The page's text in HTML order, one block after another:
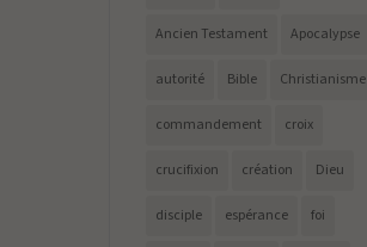
Ancien Testament Apocalypse
autorité Bible Christianisme
commandement croix
crucifixion création Dieu
disciple espérance foi